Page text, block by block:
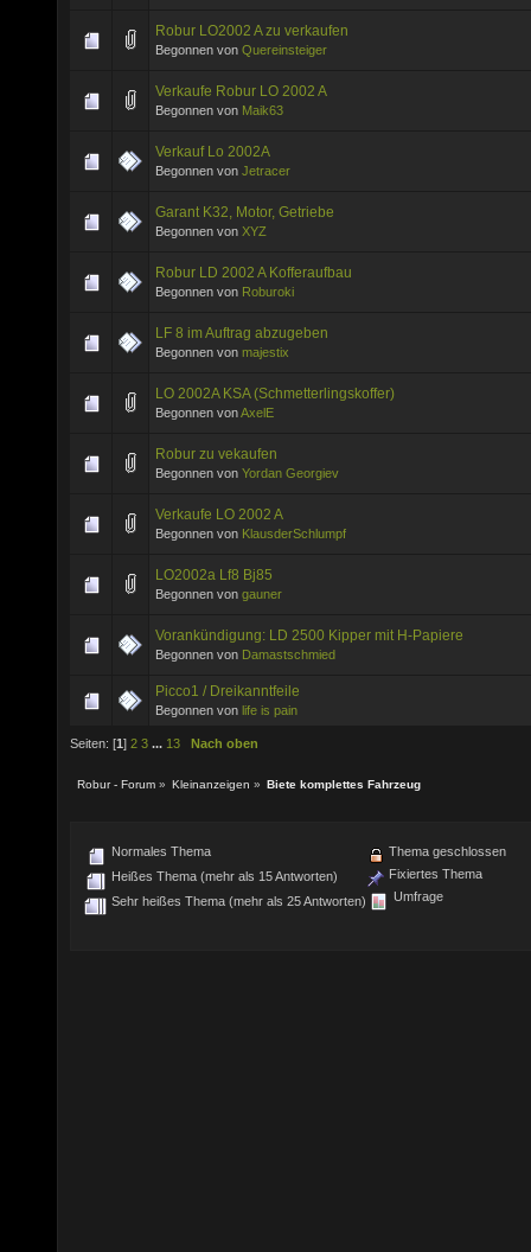
Robur LO2002 A zu verkaufen
Begonnen von Quereinsteiger
Verkaufe Robur LO 2002 A
Begonnen von Maik63
Verkauf Lo 2002A
Begonnen von Jetracer
Garant K32, Motor, Getriebe
Begonnen von XYZ
Robur LD 2002 A Kofferaufbau
Begonnen von Roburoki
LF 8 im Auftrag abzugeben
Begonnen von majestix
LO 2002A KSA (Schmetterlingskoffer)
Begonnen vonAxelE
Robur zu vekaufen
Begonnen von Yordan Georgiev
Verkaufe LO 2002 A
Begonnen von KlausderSchlumpf
LO2002a Lf8 Bj85
Begonnen von gauner
Vorankündigung: LD 2500 Kipper mit H-Papiere
Begonnen von Damastschmied
Picco1 / Dreikanntfeile
Begonnen von life is pain
Seiten: [1] 2 3 ... 13 Nach oben
Robur - Forum » Kleinanzeigen » Biete komplettes Fahrzeug
Normales Thema
Heißes Thema (mehr als 15 Antworten)
Sehr heißes Thema (mehr als 25 Antworten)
Thema geschlossen
Fixiertes Thema
Umfrage